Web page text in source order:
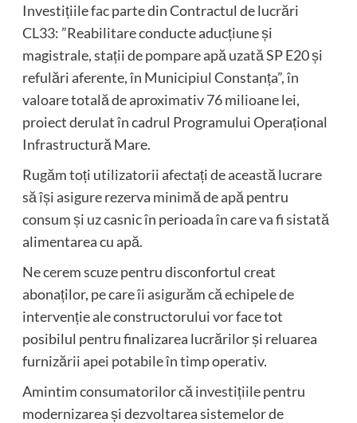
Investițiile fac parte din Contractul de lucrări
CL33: ”Reabilitare conducte aducțiune și
magistrale, stații de pompare apă uzată SP E20 și
refulări aferente, în Municipiul Constanța”, în
valoare totală de aproximativ 76 milioane lei,
proiect derulat în cadrul Programului Operațional
Infrastructură Mare.
Rugăm toți utilizatorii afectați de această lucrare
să își asigure rezerva minimă de apă pentru
consum și uz casnic în perioada în care va fi sistată
alimentarea cu apă.
Ne cerem scuze pentru disconfortul creat
abonaților, pe care îi asigurăm că echipele de
intervenție ale constructorului vor face tot
posibilul pentru finalizarea lucrărilor și reluarea
furnizării apei potabile în timp operativ.
Amintim consumatorilor că investițiile pentru
modernizarea și dezvoltarea sistemelor de